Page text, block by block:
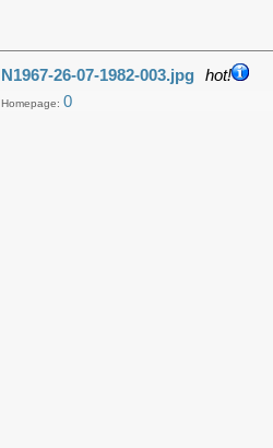
N1967-26-07-1982-003.jpg hot!
Homepage: 0